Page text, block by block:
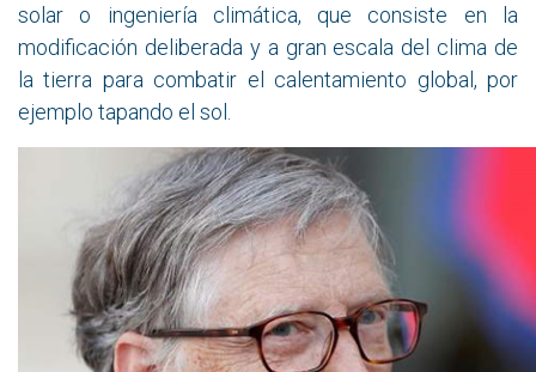
solar o ingeniería climática, que consiste en la
modificación deliberada y a gran escala del clima de
la tierra para combatir el calentamiento global, por
ejemplo tapando el sol.